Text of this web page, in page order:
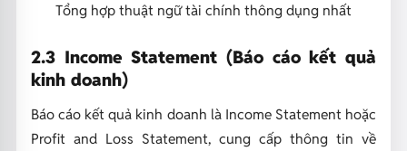
Tổng hợp thuật ngữ tài chính thông dụng nhất
2.3 Income Statement (Báo cáo kết quả
kinh doanh)
Báo cáo kết quả kinh doanh là Income Statement hoặc
Profit and Loss Statement, cung cấp thông tin về